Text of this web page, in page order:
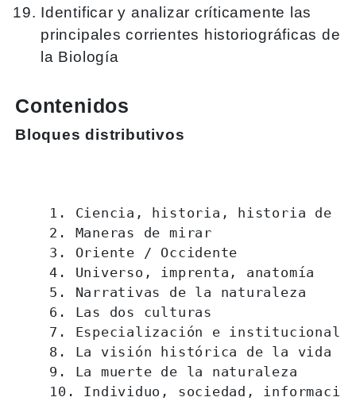
Identificar y analizar críticamente las
principales corrientes historiográficas de
la Biología
Contenidos
Bloques distributivos
1. Ciencia, historia, historia de
    2. Maneras de mirar
    3. Oriente / Occidente
    4. Universo, imprenta, anatomía
    5. Narrativas de la naturaleza
    6. Las dos culturas
7. Especialización e
    8. La visión histórica de la vida
    9. La muerte de la naturaleza
10. Individuo, sociedad,